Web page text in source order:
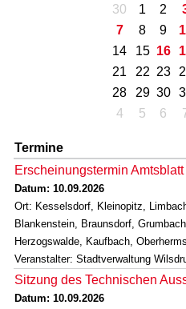
30
1 2
7
8 9
14
15 16
21
22 23
28
29 30
4
5 6
Termine
Erscheinungstermin
Datum: 10.09.2026
Ort: Kesselsdorf, Kleinopitz,
Blankenstein, Braunsdorf,
Herzogswalde, Kaufbach,
Veranstalter: Stadtverwaltung
Sitzung des Technischen
Datum: 10.09.2026